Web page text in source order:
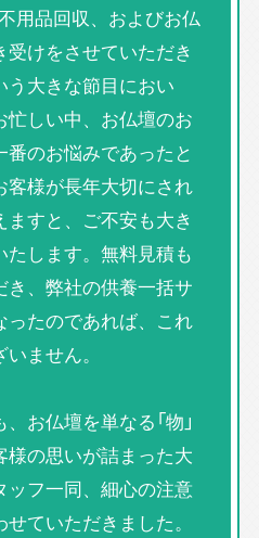
用品回収、およびお仏
けをさせていただき
う大きな節目におい
しい中、お仏壇のお
のお悩みであったと
客様が長年大切にされ
すと、ご不安も大き
します。無料見積も
き、弊社の供養一括サ
ったのであれば、これ
ません。
お仏壇を単なる「物」
様の思いが詰まった大
フ一同、細心の注意
ていただきました。